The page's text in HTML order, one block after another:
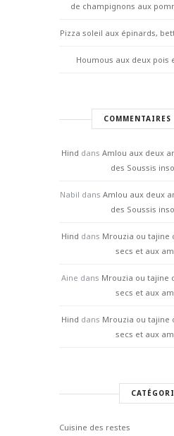
de champignons aux
Pizza soleil aux épinards,
Houmous aux deux pois
COMMENTAIRES
Hind dans Amlou aux deux
des Soussis
Nabil dans Amlou aux deux
des Soussis
Hind dans Mrouzia ou tajine
secs et aux
Aine dans Mrouzia ou tajine
secs et aux
Hind dans Mrouzia ou tajine
secs et aux
Cuisine des restes